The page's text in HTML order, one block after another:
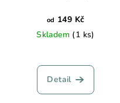
od 149 Kč
Skladem (1 ks)
Detail